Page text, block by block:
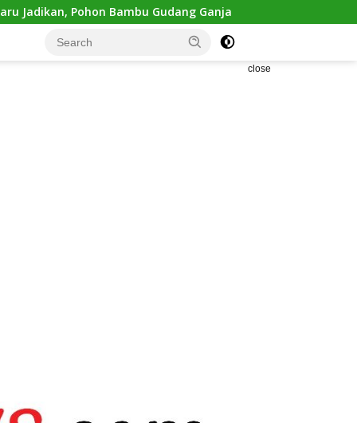
Gudang Ganja Diungkap Polisi
close